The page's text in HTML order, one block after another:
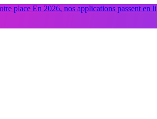
place En 2026, nos applications passent en